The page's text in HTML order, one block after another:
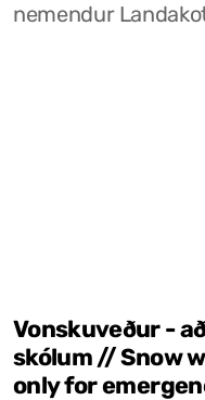
nemendur
Vonskuveður -
skólum // Snow
only for